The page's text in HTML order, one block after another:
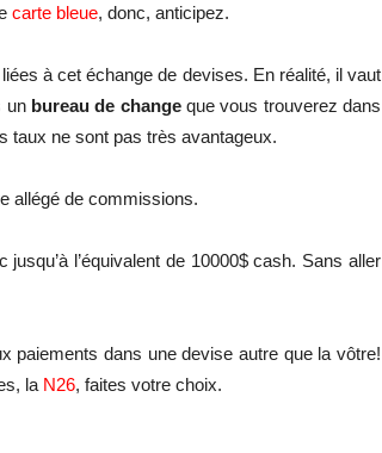
carte bleue, donc, anticipez.
à cet échange de devises. En réalité, il vaut
un bureau de changeque vous trouverez dans
taux ne sont pas très avantageux.
allégé de commissions.
l’équivalent de 10000$ cash. Sans aller
paiements dans une devise autre que la vôtre!
la N26, faites votre choix.